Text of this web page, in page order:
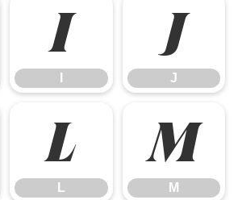
I J
J
L
L
M
M